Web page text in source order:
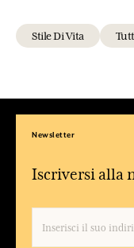
Stile Di Vita
Newsletter
Iscriversi alla